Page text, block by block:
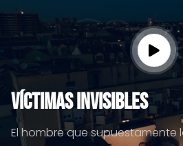
Víctimas invisibles
El hombre que